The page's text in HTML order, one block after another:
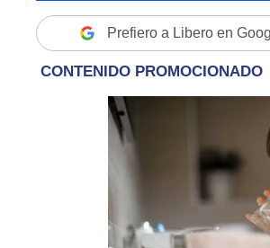
Prefiero a Libero en